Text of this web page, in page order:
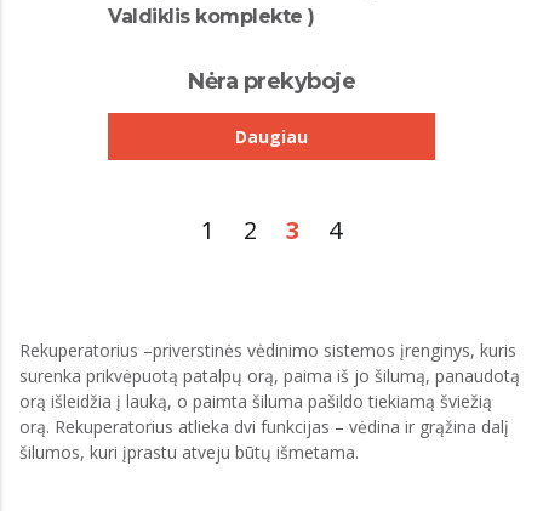
Valdiklis komplekte )
Nėra prekyboje
Daugiau
1 2 3 4
Rekuperatorius –priverstinės vėdinimo sistemos įrenginys, kuris
surenka prikvėpuotą patalpų orą, paima iš jo šilumą, panaudotą
orą išleidžia į lauką, o paimta šiluma pašildo tiekiamą šviežią
orą. Rekuperatorius atlieka dvi funkcijas – vėdina ir grąžina dalį
šilumos, kuri įprastu atveju būtų išmetama.